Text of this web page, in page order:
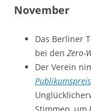
November
Das Berliner
bei den Zero-
Der Verein